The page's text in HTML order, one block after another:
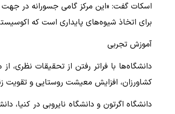
اسکات گفت: «این مرکز گامی جسورانه در جهت
برای اتخاذ شیوه‌های پایداری است که
آموزش تجربی
کشاورزان، افزایش معیشت روستایی و تقویت
دانشگاه اگرتون و دانشگاه نایروبی در کنیا،